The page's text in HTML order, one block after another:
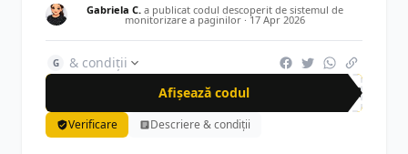
Gabriela C. a publicat codul descoperit de sistemul de
monitorizare a paginilor · 17 Apr 2026
G
& condiții
Afișează codul
FIR
Verificare Descriere & condiții